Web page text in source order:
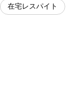
在宅レスパイト